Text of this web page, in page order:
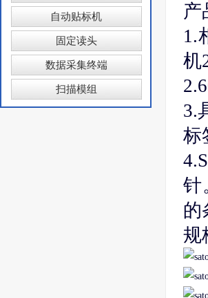
自动贴标机
固定读头
数据采集终端
扫描模组
产
1.
机
3.
标
针
的
规